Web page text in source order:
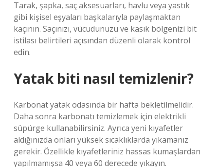
Tarak, şapka, saç aksesuarları, havlu veya yastık
gibi kişisel eşyaları başkalarıyla paylaşmaktan
kaçının. Saçınızı, vücudunuzu ve kasık bölgenizi bit
istilası belirtileri açısından düzenli olarak kontrol
edin.
Yatak biti nasıl temizlenir?
Karbonat yatak odasında bir hafta bekletilmelidir.
Daha sonra karbonatı temizlemek için elektrikli
süpürge kullanabilirsiniz. Ayrıca yeni kıyafetler
aldığınızda onları yüksek sıcaklıklarda yıkamanız
gerekir. Özellikle kıyafetleriniz hassas kumaşlardan
yapılmamışsa 40 veya 60 derecede yıkayın.